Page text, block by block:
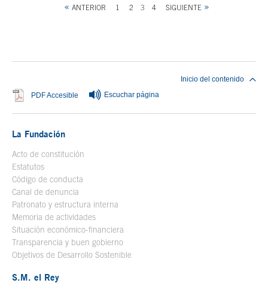
ANTERIOR 1 2 3 4 SIGUIENTE
PDF Accesible Se abre en ventana nueva
Escuchar página
Inicio del contenido
La Fundación
Acto de constitución
Estatutos
Código de conducta
Canal de denuncia
Patronato y estructura interna
Memoria de actividades
Situación económico-financiera
Transparencia y buen gobierno
Objetivos de Desarrollo Sostenible
S.M. el Rey